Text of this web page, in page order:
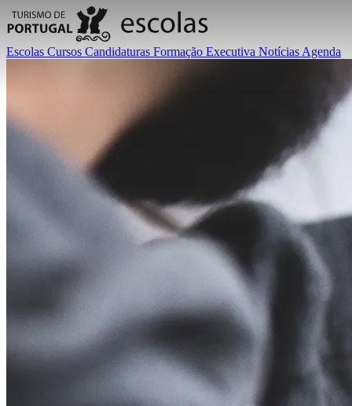
Escolas Cursos Candidaturas Formação Executiva Notícias Agenda